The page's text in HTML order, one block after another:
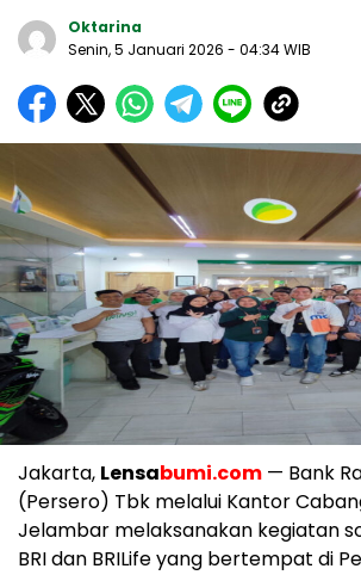
Oktarina
Senin, 5 Januari 2026 - 04:34 WIB
Jakarta, Lensabumi.com — Bank
(Persero) Tbk melalui Kantor
Jelambar melaksanakan kegiatan
BRI dan BRILife yang bertempat di